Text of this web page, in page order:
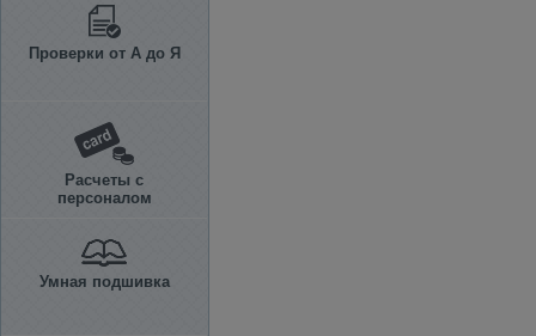
Проверки от А до Я
Расчеты с
персоналом
Умная подшивка